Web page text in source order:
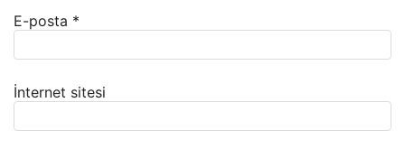
E-posta *
İnternet sitesi